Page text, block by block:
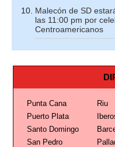
Malecón de SD
las 11:00 pm por
Centroamericanos
Punta Cana Riu
Puerto Plata
Santo Domingo
San Pedro